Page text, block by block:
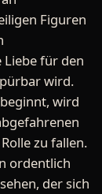
Figuren
Liebe für den
wird.
wird
zu fallen.
ordentlich
der sich